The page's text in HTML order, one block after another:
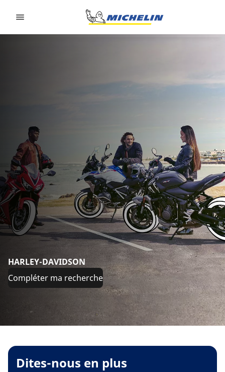
HARLEY-DAVIDSON
Compléter ma recherche
Dites-nous en plus